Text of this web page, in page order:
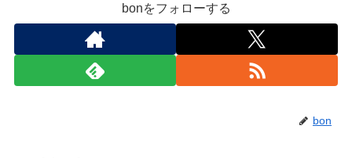
bonをフォローする
bon